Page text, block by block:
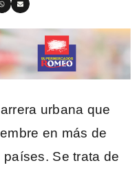
urbana que
en más de
Se trata de